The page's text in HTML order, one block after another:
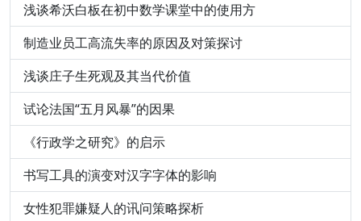
浅谈希沃白板在初中数学课堂中的使用方
制造业员工高流失率的原因及对策探讨
浅谈庄子生死观及其当代价值
试论法国“五月风暴”的因果
《行政学之研究》的启示
书写工具的演变对汉字字体的影响
女性犯罪嫌疑人的讯问策略探析